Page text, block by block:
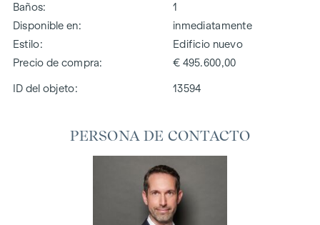
Baños
1
Disponible en
inmediatamente
Estilo
Edificio nuevo
Precio de compra
€ 495.600,00
ID del objeto: 13594
PERSONA DE CONTACTO